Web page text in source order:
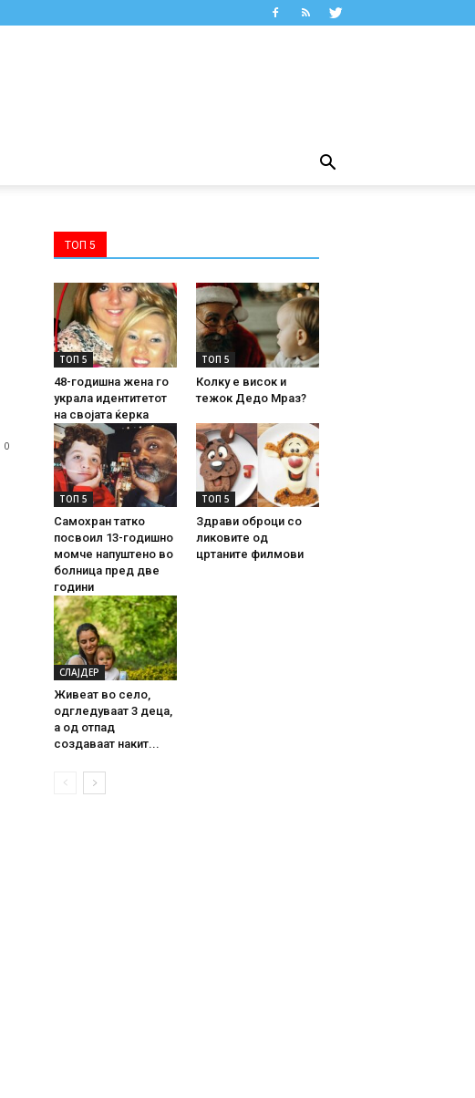
0
ТОП 5
ТОП 5
48-годишна жена го
украла идентитетот
на својата ќерка
ТОП 5
Колку е висок и
тежок Дедо Мраз?
ТОП 5
Самохран татко
посвоил 13-годишно
момче напуштено во
болница пред две
години
ТОП 5
Здрави оброци со
ликовите од
цртаните филмови
СЛАЈДЕР
Живеат во село,
одгледуваат 3 деца,
а од отпад
создаваат накит...